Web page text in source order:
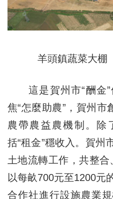
羊頭鎮蔬菜大棚
這是賀州市“酬金”
焦“怎麼助農”，賀州市
農帶農益農機制。除
括“租金”穩收入。賀州
土地流轉工作，共整合
以每畝700元至1200元
合作社進行設施農業